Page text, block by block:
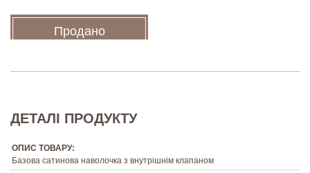
Продано
ДЕТАЛІ ПРОДУКТУ
ОПИС ТОВАРУ:
Базова сатинова наволочка з внутрішнім клапаном